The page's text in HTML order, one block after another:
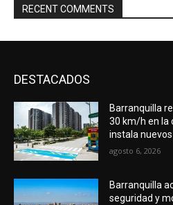
RECENT COMMENTS
DESTACADOS
Barranquilla
30 km/h en la
instala
agosto 6, 2026
Barranquilla
seguridad y